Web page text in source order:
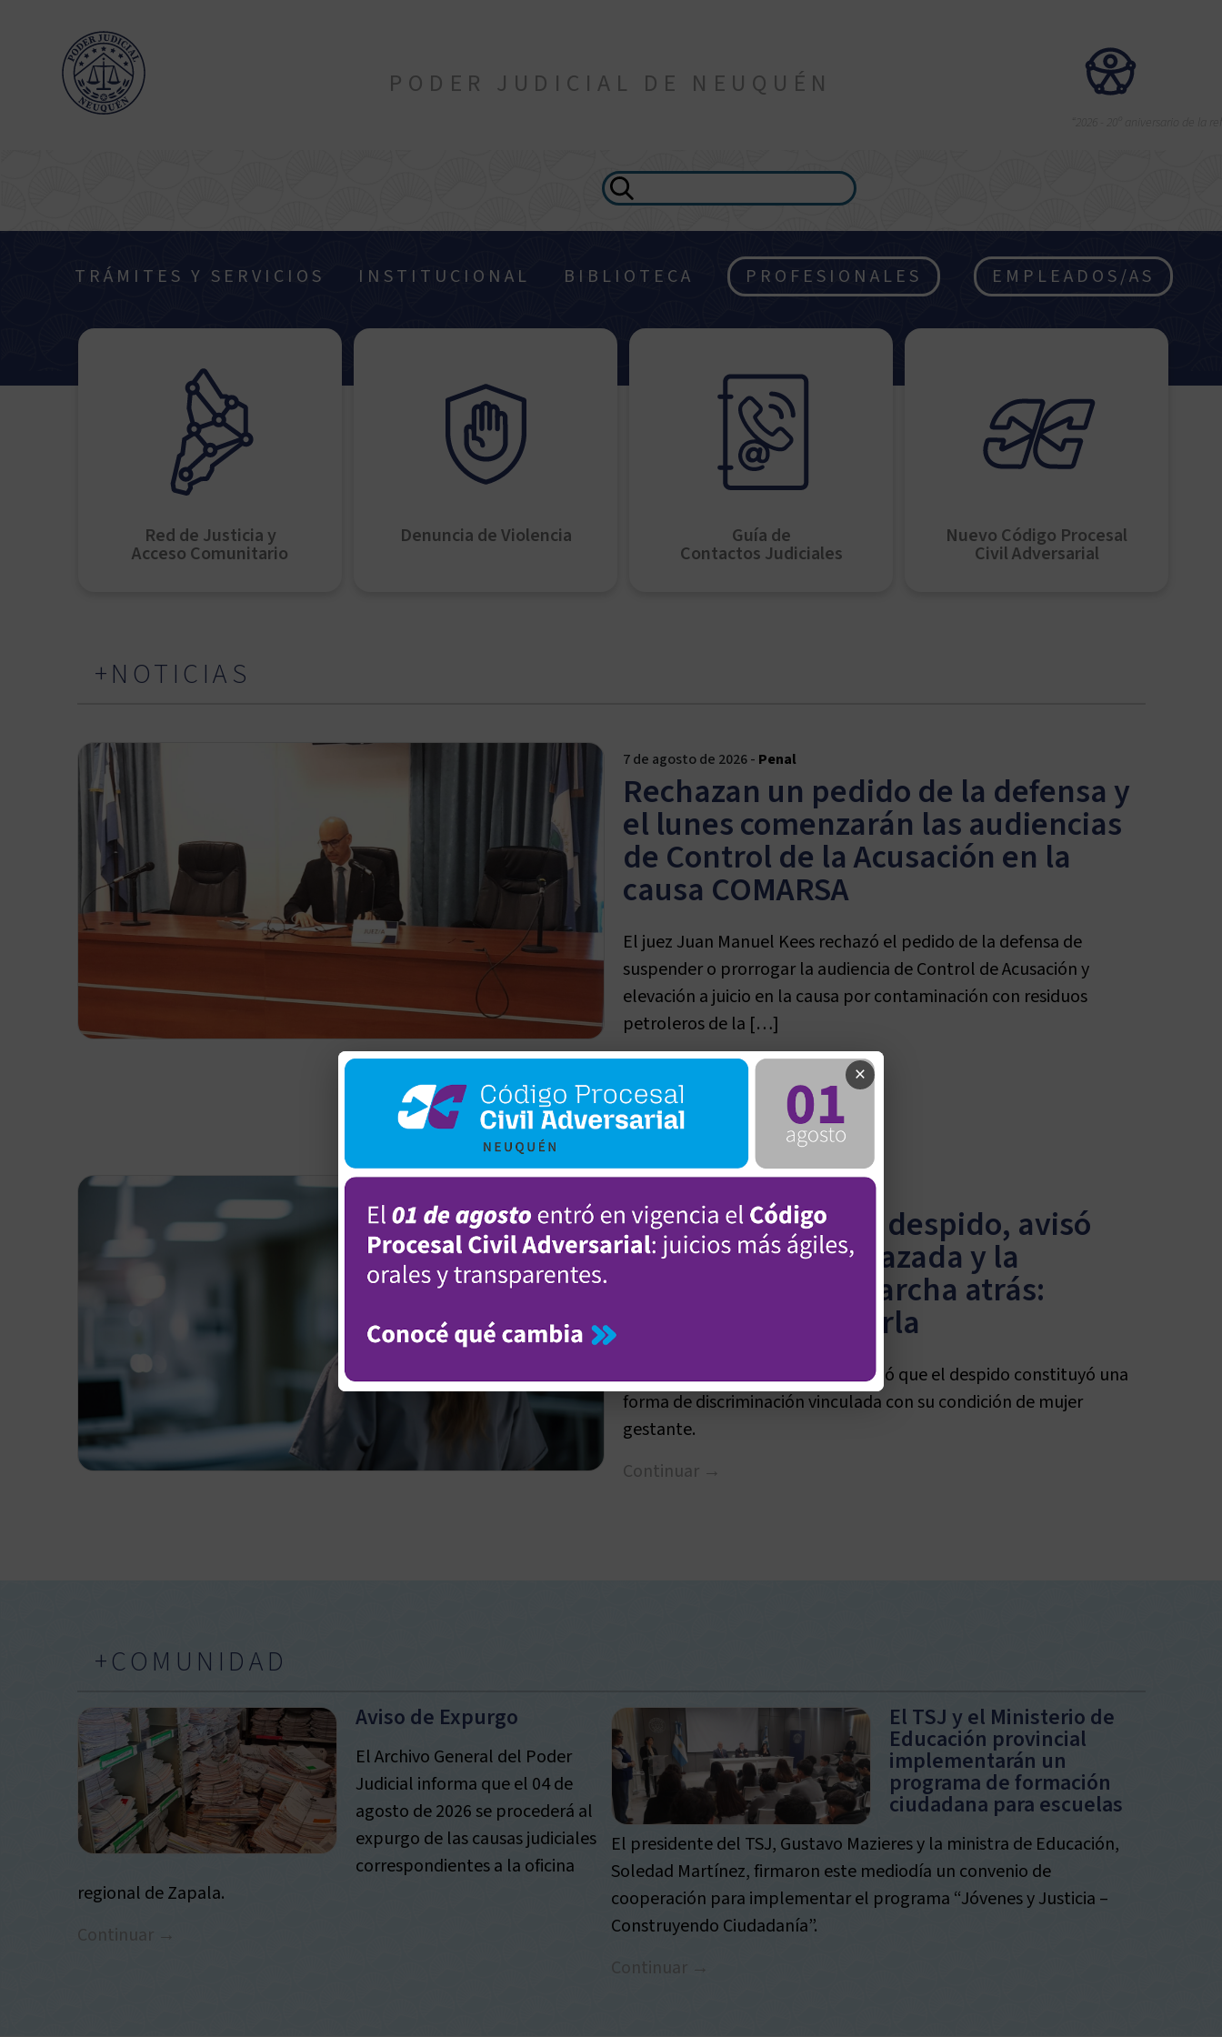
PODER JUDICIAL DE NEUQUÉN
“2026 - 20º aniversario de
TRÁMITES Y SERVICIOS INSTITUCIONAL BIBLIOTECA PROFESIONALES EMPLEADOS/AS
Red de Justicia y
Acceso Comunitario
Denuncia de Violencia Guía de
Contactos Judiciales
Nuevo Código Procesal
Civil Adversarial
+NOTICIAS
7 de agosto de 2026 - Penal
Rechazan un pedido de la defensa y
el lunes comenzarán las audiencias
de Control de la Acusación en la
causa COMARSA
El juez Juan Manuel Kees rechazó el pedido de la defensa de
suspender o prorrogar la audiencia de Control de Acusación y
elevación a juicio en la causa por contaminación con residuos
petroleros de la […]
Continuar →
Le comunicaron el despido, avisó
que estaba embarazada y la
empresa no dio marcha atrás:
deberá indemnizarla
La Cámara de Apelaciones confirmó que el despido constituyó una
forma de discriminación vinculada con su condición de mujer
gestante.
Continuar →
+COMUNIDAD
Aviso de Expurgo
El Archivo General del Poder
Judicial informa que el 04 de
agosto de 2026 se procederá al
expurgo de las causas judiciales
correspondientes a la oficina
regional de Zapala.
Continuar →
El TSJ y el Ministerio de
Educación provincial
implementarán un
programa de formación
ciudadana para escuelas
El presidente del TSJ, Gustavo Mazieres y la ministra de Educación,
Soledad Martínez, firmaron este mediodía un convenio de
cooperación para implementar el programa “Jóvenes y Justicia –
Construyendo Ciudadanía”.
Continuar →
×